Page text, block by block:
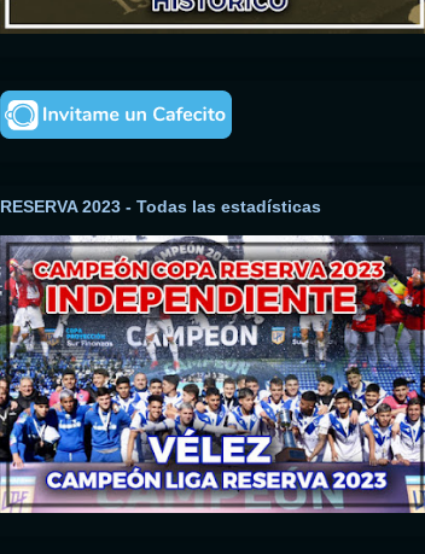
RESERVA 2023 - Todas las estadísticas